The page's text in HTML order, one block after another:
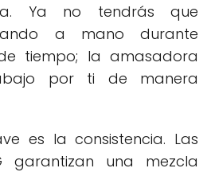
Ya no tendrás que
a mano durante
tiempo; la amasadora
por ti de manera
es la consistencia. Las
garantizan una mezcla